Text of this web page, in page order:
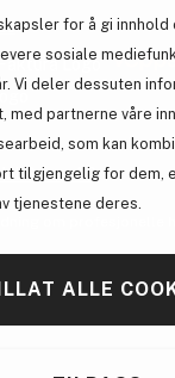
for å gi innhold
sosiale
Vi deler dessuten
med partnerne våre
som kan
tilgjengelig for dem,
tjenestene deres.
ALLE
Group AS